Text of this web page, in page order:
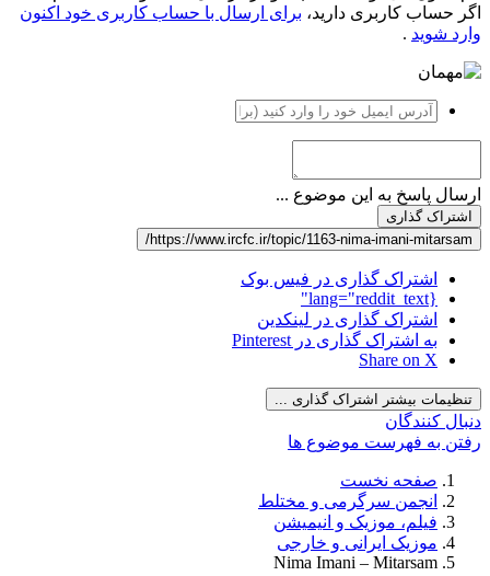
اگر حساب کاربری دارید، برای ارسال با حساب کاربری خود اکنون
وارد شوید .
ارسال پاسخ به این موضوع ...
اشتراک گذاری
https://www.ircfc.ir/topic/1163-nima-imani-mitarsam/
اشتراک گذاری در فیس بوک
{lang="reddit_text"
اشتراک گذاری در لینکدین
به اشتراک گذاری در Pinterest
Share on X
تنظیمات بیشتر اشتراک گذاری ...
دنبال کنندگان
رفتن به فهرست موضوع ها
صفحه نخست
انجمن سرگرمی و مختلط
فیلم، موزیک و انیمیشن
موزیک ایرانی و خارجی
Nima Imani – Mitarsam